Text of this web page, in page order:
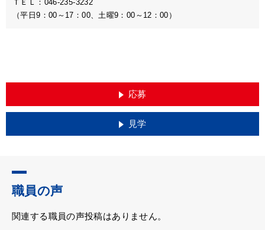
ＴＥＬ：046-235-3232
（平日9：00～17：00、土曜9：00～12：00）
応募
見学
職員の声
関連する職員の声投稿はありません。